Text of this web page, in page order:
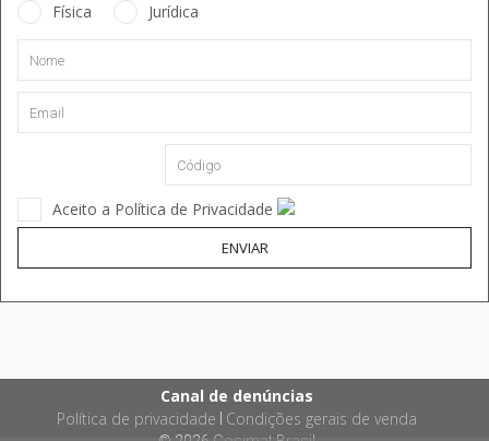
Física Jurídica
Aceito a Política de Privacidade
ENVIAR
Canal de denúncias
Política de privacidade Condições gerais de venda